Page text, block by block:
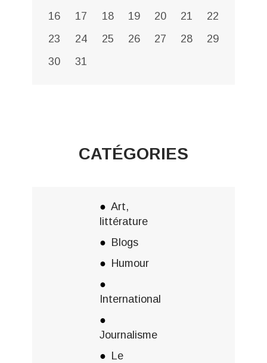
16
17 18 19 20 21
22
23
24 25 26 27 28
29
30
31
CATÉGORIES
Art,
littérature
Blogs
Humour
International
Journalisme
Le